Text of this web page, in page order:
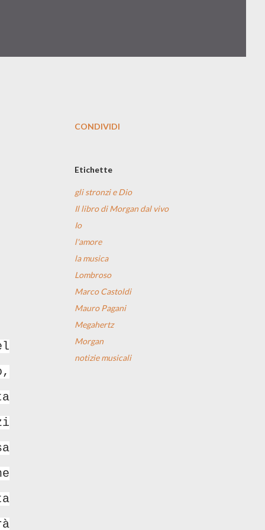
CONDIVIDI
Etichette
gli stronzi e Dio
Il libro di Morgan dal vivo
Io
l'amore
la musica
Lombroso
Marco Castoldi
Mauro Pagani
Megahertz
Morgan
notizie musicali